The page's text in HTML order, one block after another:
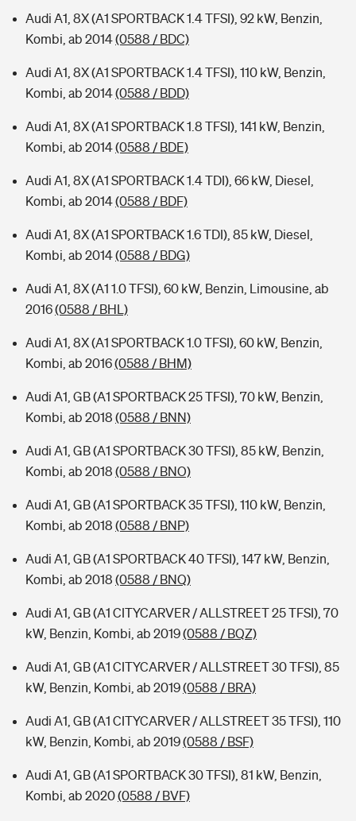
Audi A1, 8X (A1 SPORTBACK 1.4 TFSI), 92 kW, Benzin,
Kombi, ab 2014(0588 / BDC)
Audi A1, 8X (A1 SPORTBACK 1.4 TFSI), 110 kW, Benzin,
Kombi, ab 2014(0588 / BDD)
Audi A1, 8X (A1 SPORTBACK 1.8 TFSI), 141 kW, Benzin,
Kombi, ab 2014(0588 / BDE)
Audi A1, 8X (A1 SPORTBACK 1.4 TDI), 66 kW, Diesel,
Kombi, ab 2014(0588 / BDF)
Audi A1, 8X (A1 SPORTBACK 1.6 TDI), 85 kW, Diesel,
Kombi, ab 2014(0588 / BDG)
Audi A1, 8X (A1 1.0 TFSI), 60 kW, Benzin, Limousine, ab
2016(0588 / BHL)
Audi A1, 8X (A1 SPORTBACK 1.0 TFSI), 60 kW, Benzin,
Kombi, ab 2016(0588 / BHM)
Audi A1, GB (A1 SPORTBACK 25 TFSI), 70 kW, Benzin,
Kombi, ab 2018 (0588 / BNN)
Audi A1, GB (A1 SPORTBACK 30 TFSI), 85 kW, Benzin,
Kombi, ab 2018 (0588 / BNO)
Audi A1, GB (A1 SPORTBACK 35 TFSI), 110 kW, Benzin,
Kombi, ab 2018 (0588 / BNP)
Audi A1, GB (A1 SPORTBACK 40 TFSI), 147 kW, Benzin,
Kombi, ab 2018 (0588 / BNQ)
Audi A1, GB (A1 CITYCARVER / ALLSTREET 25 TFSI), 70
kW, Benzin, Kombi, ab 2019(0588 / BQZ)
Audi A1, GB (A1 CITYCARVER / ALLSTREET 30 TFSI), 85
kW, Benzin, Kombi, ab 2019(0588 / BRA)
Audi A1, GB (A1 CITYCARVER / ALLSTREET 35 TFSI), 110
kW, Benzin, Kombi, ab 2019(0588 / BSF)
Audi A1, GB (A1 SPORTBACK 30 TFSI), 81 kW, Benzin,
Kombi, ab 2020(0588 / BVF)